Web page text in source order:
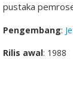
pustaka
Pengembang:
Rilis awal: 1988